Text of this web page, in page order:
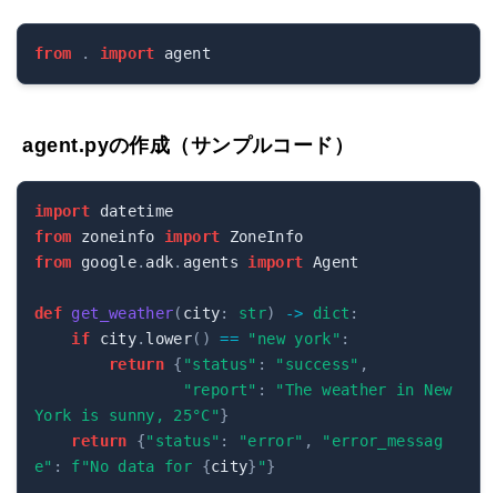
from . import
agent.pyの作成（サンプルコード）
import
from zoneinfo import
from google. adk. agents import Agent
def get_weather( city: str) -> dict :
if city. lower( ) == "new york" :
return { "status" : "success" ,
"report" :
"The weather in New
York is sunny, 25°C"}
return
{"status" : "error" ,
"error_messag
e" : f"No data for {city} "}